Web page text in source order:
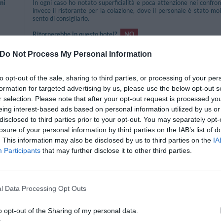
Do Not Process My Personal Information
opt-out of the sale, sharing to third parties, or processing of your
for targeted advertising by us, please use the below opt-out
selection. Please note that after your opt-out request is processed
interest-based ads based on personal information utilized by us
to third parties prior to your opt-out. You may separately
of your personal information by third parties on the IAB’s list of
This information may also be disclosed by us to third parties on the
Participants that may further disclose it to other third parties.
Data Processing Opt Outs
opt-out of the Sharing of my personal data.
In ogni caso ho notato superficialità e poca attenzione nei
invece il ristorante per la colazione, dove il personale è stato
sento di consigliarlo.
Ritornerebbe in questo hotel?
NO
La camera era molto piccola con rivestimenti ed arredi molto
antigienica sui pavimenti.
Il bagno invece era carino e funzionale, ristrutturato chiaramente
dei pezzi igienici non era propriamente elegante.
La colazione è pessima, niente classico cappuccino, solo latte e
Brioches praticamente contate, anzi neppure, oltrechè fredde e
Forse di salumi, formaggi ed uova ce n'erano un pò di più, ma
stranieri.
Ritornerebbe in questo hotel?
SI